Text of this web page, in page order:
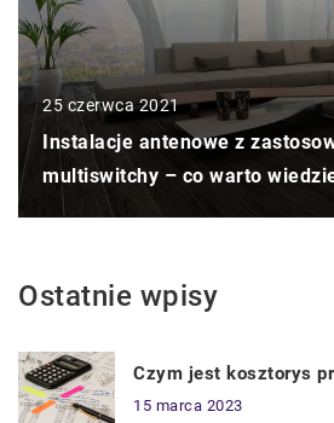
25 czerwca 2021
Instalacje antenowe z
multiswitchy – co warto
Ostatnie wpisy
Czym jest kosztorys
15 marca 2023